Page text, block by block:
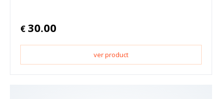
€ 30.00
ver product